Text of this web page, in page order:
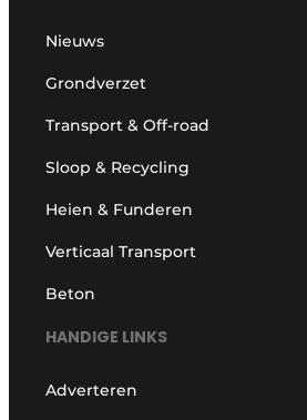
Nieuws
Grondverzet
Transport & Off-road
Sloop & Recycling
Heien & Funderen
Verticaal Transport
Beton
HANDIGE LINKS
Adverteren